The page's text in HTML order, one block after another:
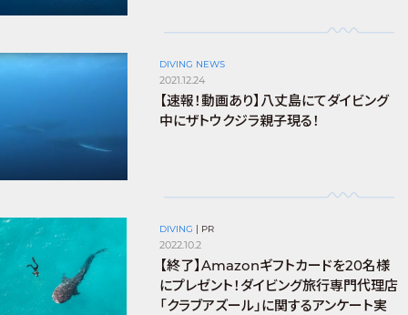
DIVING NEWS
2021.12.24
【速報！動画あり】八丈島にてダイビング
中にザトウクジラ親子現る！
DIVING | PR
2022.10.2
【終了】Amazonギフトカードを20名様
にプレゼント！ダイビング旅行専門代理店
「クラブアズール」に関するアンケート実